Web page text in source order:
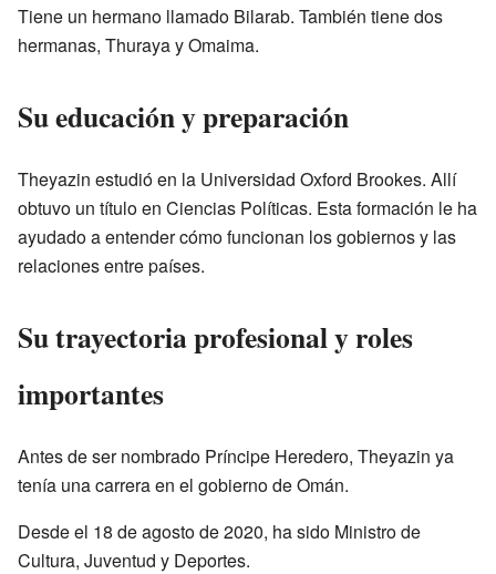
Tiene un hermano llamado Bilarab. También tiene dos
hermanas, Thuraya y Omaima.
Su educación y preparación
Theyazin estudió en la Universidad Oxford Brookes. Allí
obtuvo un título en Ciencias Políticas. Esta formación le ha
ayudado a entender cómo funcionan los gobiernos y las
relaciones entre países.
Su trayectoria profesional y roles
importantes
Antes de ser nombrado Príncipe Heredero, Theyazin ya
tenía una carrera en el gobierno de Omán.
Desde el 18 de agosto de 2020, ha sido Ministro de
Cultura, Juventud y Deportes.